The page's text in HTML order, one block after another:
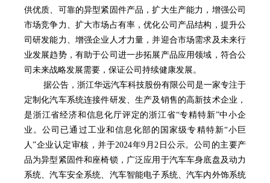
供优质、可靠的异型紧固件产品，扩大生产能力，增强公司
市场竞争力、扩大市场占有率，优化公司产品结构，提升公
司研发能力、增强企业人才力量，并迎合市场需求及未来行
业发展趋势，有助于公司进一步拓展产品应用领域，符合公
司未来战略发展需要，保证公司持续健康发展。
据公告，浙江华远汽车科技股份有限公司是一家专注于
定制化汽车系统连接件研发、生产及销售的高新技术企业，
是浙江省经济和信息化厅评定的浙江省“专精特新”中小企
业。公司已通过工业和信息化部的国家级专精特新“小巨
人”企业认定审核，并于2024年9月2日公示。公司的主要产
品为异型紧固件和座椅锁，广泛应用于汽车车身底盘及动力
系统、汽车安全系统、汽车智能电子系统、汽车内外饰系统